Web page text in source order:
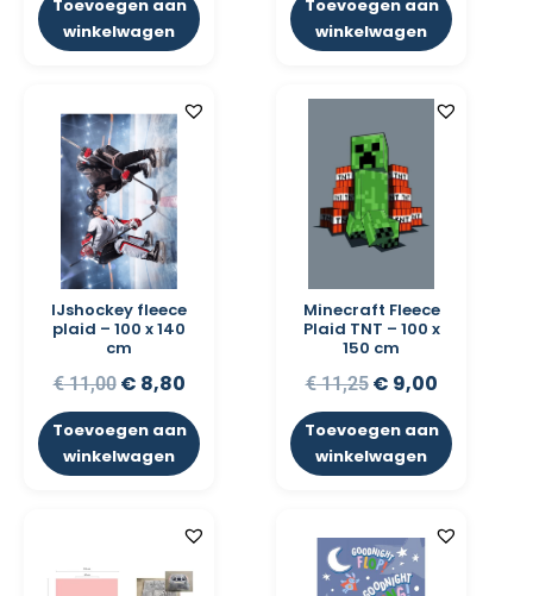
Toevoegen aan
winkelwagen
Toevoegen aan
winkelwagen
IJshockey fleece
plaid – 100 x 140
cm
€11,00 € 8,80
Toevoegen aan
winkelwagen
Minecraft Fleece
Plaid TNT – 100 x
150 cm
€11,25 € 9,00
Toevoegen aan
winkelwagen